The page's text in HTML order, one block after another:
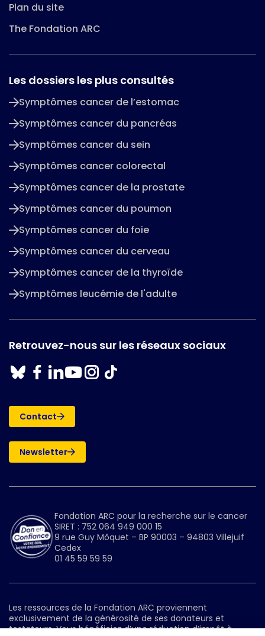
Plan du site
The Fondation ARC
Les dossiers les plus consultés
Symptômes cancer de l’estomac
Symptômes cancer du pancréas
Symptômes cancer du sein
Symptômes cancer colorectal
Symptômes cancer de la prostate
Symptômes cancer du poumon
Symptômes cancer du foie
Symptômes cancer du cerveau
Symptômes cancer de la thyroïde
Symptômes leucémie de l'adulte
Retrouvez-nous sur les réseaux sociaux
Bluesky
-
Facebook
Linkedin
-
Youtube
-
fenêtre
Instagram
-
Tiktok
-
Contact
Newsletter
Fondation ARC pour la recherche sur le cancer
SIRET : 752 064 949 000 15
9 rue Guy Môquet – BP 90003 – 94803 Villejuif
Cedex
01 45 59 59 59
Les ressources de la Fondation ARC proviennent
exclusivement de la générosité de ses donateurs et
testateurs. Vous bénéficiez d’une réduction d’impôt à